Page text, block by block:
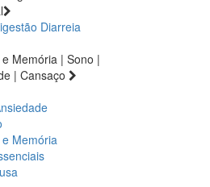
Diarreia
Memória | Sono |
| Cansaço
Memória